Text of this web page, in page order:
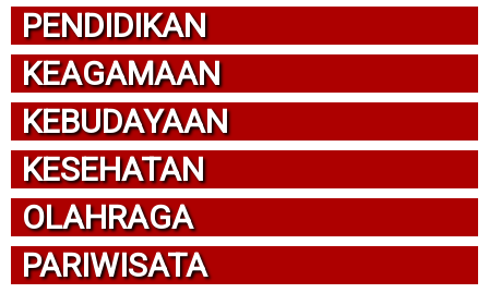
PENDIDIKAN
KEAGAMAAN
KEBUDAYAAN
KESEHATAN
OLAHRAGA
PARIWISATA